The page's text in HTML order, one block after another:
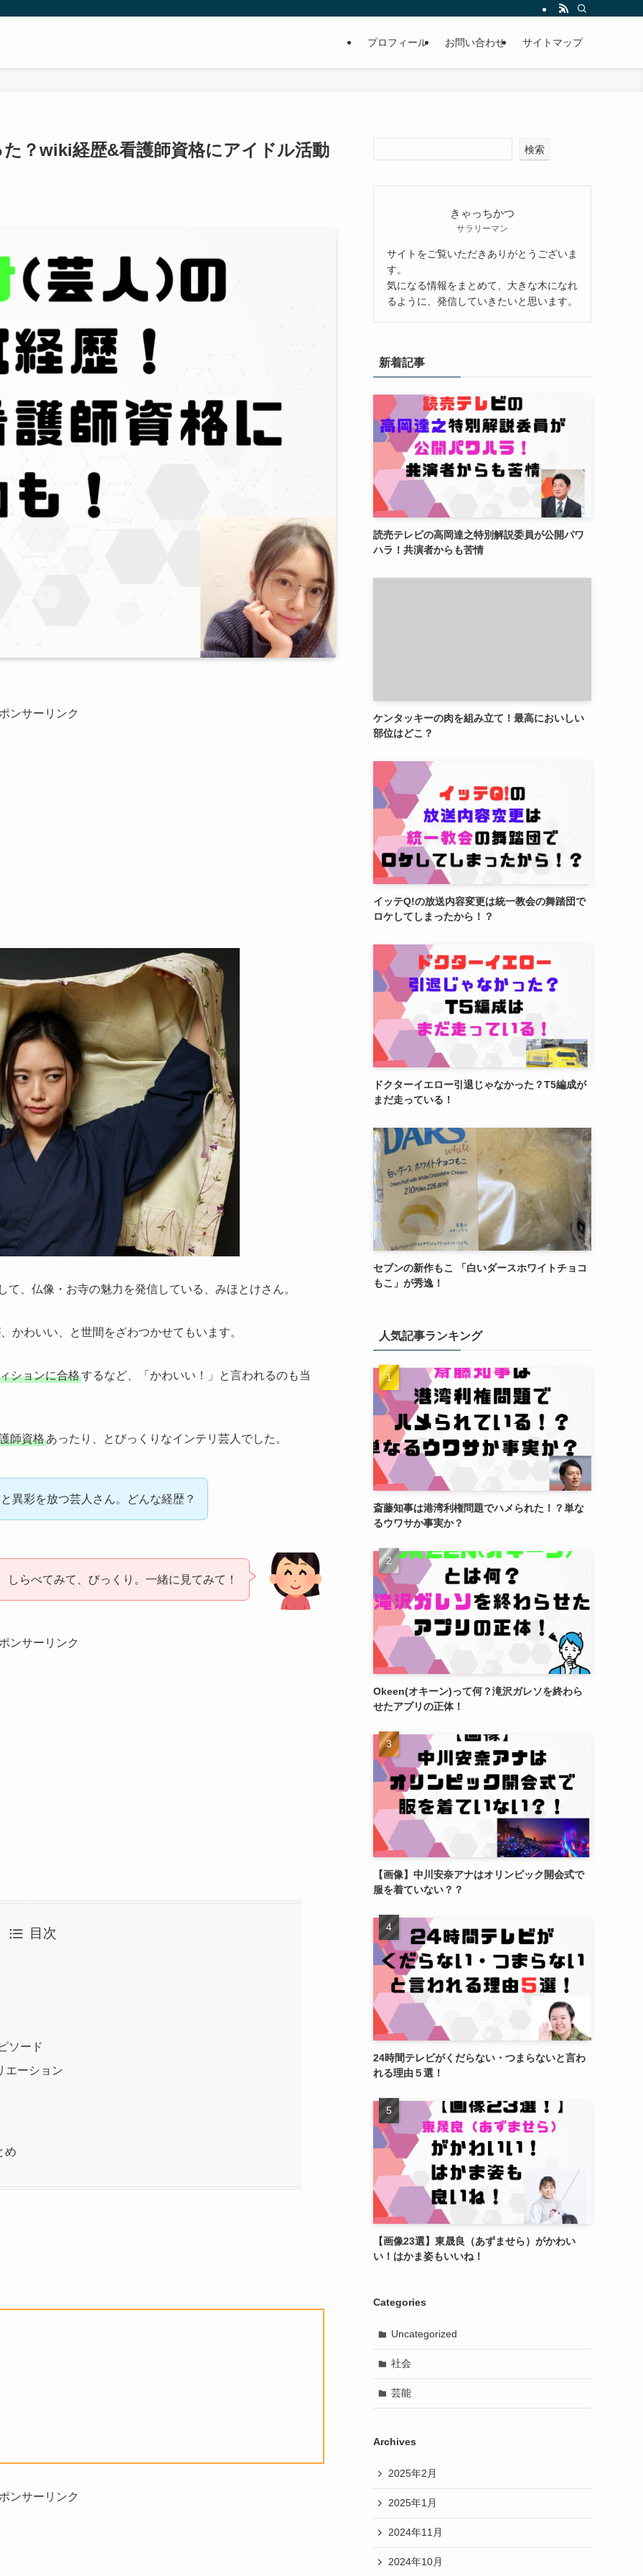
プロフィール お問い合わせ サイトマップ
？wiki経歴&看護師資格にアイドル活動
ンサーリンク
て、仏像・お寺の魅力を発信している、みほとけさん。
かわいい、と世間をざわつかせてもいます。
ションに合格するなど、「かわいい！」と言われるのも当
師資格あったり、とびっくりなインテリ芸人でした。
異彩を放つ芸人さん。どんな経歴？
しらべてみて、びっくり。一緒に見てみて！
ンサーリンク
目次
ソード
エーション
め
ンサーリンク
検索
きゃっちかつ
サラリーマン
サイトをご覧いただきありがとうございま
す。
気になる情報をまとめて、大きな木になれ
るように、発信していきたいと思います。
新着記事
読売テレビの高岡達之特別解説委員が公開パワ
ハラ！共演者からも苦情
ケンタッキーの肉を組み立て！最高においしい
部位はどこ？
イッテQ!の放送内容変更は統一教会の舞踏団で
ロケしてしまったから！？
ドクターイエロー引退じゃなかった？T5編成が
まだ走っている！
セブンの新作もこ 「白いダースホワイトチョコ
もこ」が秀逸！
人気記事ランキング
斎藤知事は港湾利権問題でハメられた！？単な
るウワサか事実か？
Okeen(オキーン)って何？滝沢ガレソを終わら
せたアプリの正体！
【画像】中川安奈アナはオリンピック開会式で
服を着ていない？？
24時間テレビがくだらない・つまらないと言わ
れる理由５選！
【画像23選】東晟良（あずませら）がかわい
い！はかま姿もいいね！
Categories
Uncategorized
社会
芸能
Archives
2025年2月
2025年1月
2024年11月
2024年10月